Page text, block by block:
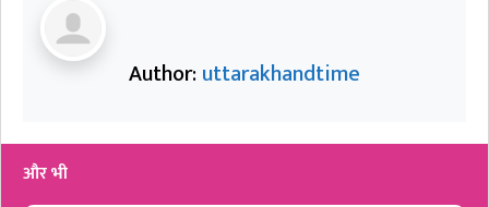
Author:uttarakhandtime
और भी